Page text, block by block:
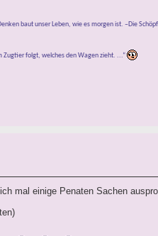
baut unser Leben, wie es morgen ist. –Die
Zugtier folgt, welches den Wagen zieht. ...“
mal einige Penaten Sachen